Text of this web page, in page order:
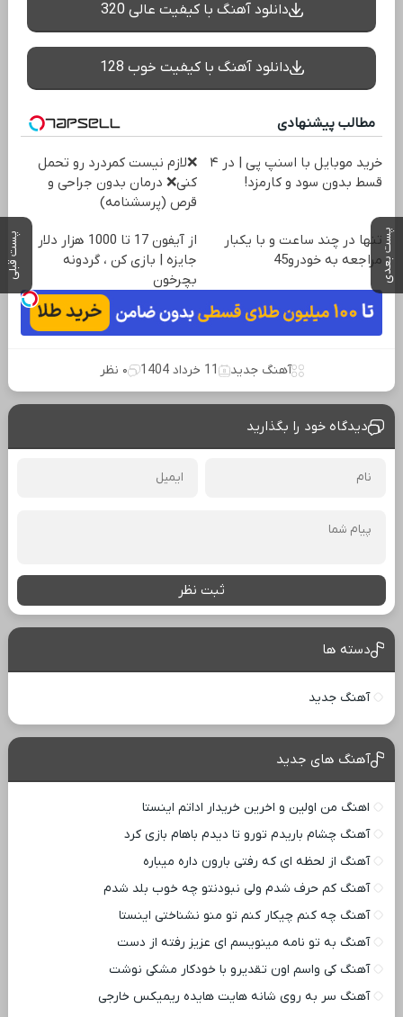
پست بعدی پست قبلی
دانلود آهنگ با کیفیت عالی 320
دانلود آهنگ با کیفیت خوب 128
مطالب پیشنهادی
خرید موبایل با اسنپ پی | در ۴
قسط بدون سود و کارمزد!
❌لازم نیست کمردرد رو تحمل
کنی❌ درمان بدون جراحی و
قرص (پرسشنامه)
تنها در چند ساعت و با یکبار
مراجعه به خودرو45
از آیفون 17 تا 1000 هزار دلار
جایزه | بازی کن ، گردونه
بچرخون
آهنگ جدید 11 خرداد 1404 ۰ نظر
دیدگاه خود را بگذارید
ثبت نظر
دسته ها
آهنگ جدید
آهنگ های جدید
اهنگ من اولین و اخرین خریدار اداتم اینستا
آهنگ چشام باریدم تورو تا دیدم باهام بازی کرد
آهنگ از لحظه ای که رفتی بارون داره میباره
آهنگ کم حرف شدم ولی نبودنتو چه خوب بلد شدم
آهنگ چه کنم چیکار کنم تو منو نشناختی اینستا
آهنگ به تو نامه مینویسم ای عزیز رفته از دست
آهنگ کی واسم اون تقدیرو با خودکار مشکی نوشت
آهنگ سر به روی شانه هایت هایده ریمیکس خارجی